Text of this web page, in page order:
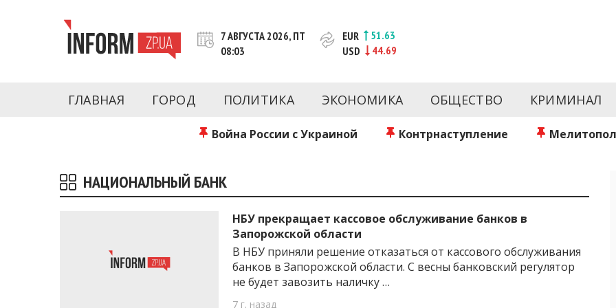
INFORM.ZP.UA – это информационный портал и сайт новостей города Запорожья. Каждый
последние новости Запорожья и Запорожской области за день. Информация и персоны Запорожья.
о событиях города Запорожья и области.
7 АВГУСТА 2026, ПТ
08:03
EUR
51.63
USD
44.69
ГЛАВНАЯ ГОРОД ПОЛИТИКА ЭКОНОМИКА ОБЩЕСТВО КРИМИНАЛ
Война России с Украиной Контрнаступление
НАЦИОНАЛЬНЫЙ БАНК
НБУ прекращает кассовое обслуживание банков в
Запорожской области
В НБУ приняли решение отказаться от кассового обслуживания
банков в Запорожской области. С весны банковский регулятор
не будет завозить наличку …
7 г. назад